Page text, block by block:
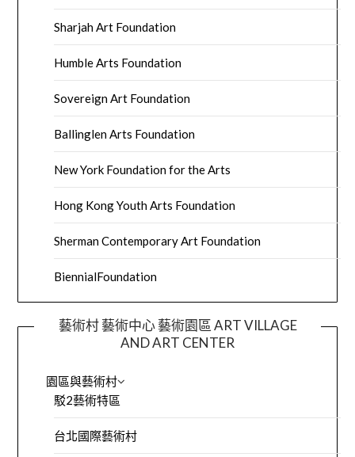
Sharjah Art Foundation
Humble Arts Foundation
Sovereign Art Foundation
Ballinglen Arts Foundation
New York Foundation for the Arts
Hong Kong Youth Arts Foundation
Sherman Contemporary Art Foundation
BiennialFoundation
藝術村 藝術中心 藝術園區 ART VILLAGE
AND ART CENTER
園區與藝術村
駁2藝術特區
台北國際藝術村